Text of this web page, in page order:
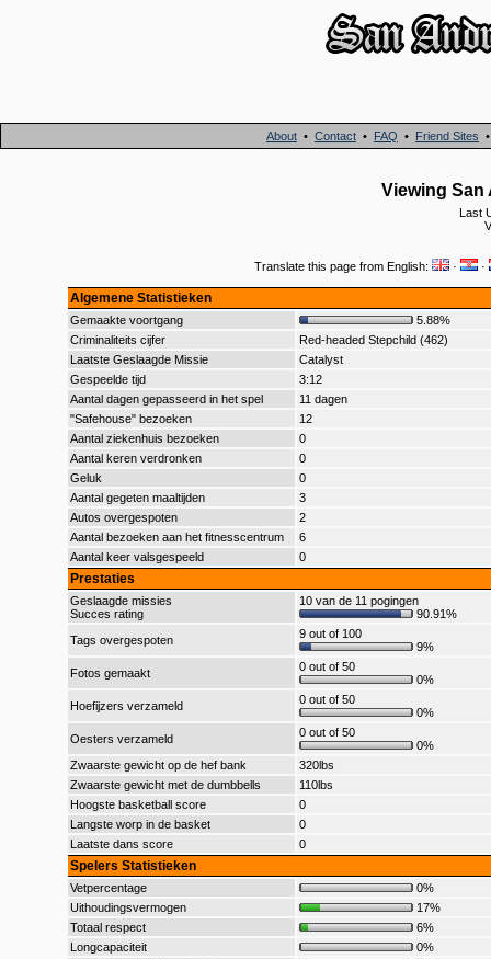
About • Contact • FAQ • Friend Sites
Viewing San
Last
Translate this page from English: · ·
Algemene Statistieken
Gemaakte voortgang
5.88%
Criminaliteits cijfer
Red-headed Stepchild (462)
Laatste Geslaagde Missie
Catalyst
Gespeelde tijd
3:12
Aantal dagen gepasseerd in het spel
11 dagen
"Safehouse" bezoeken
12
Aantal ziekenhuis bezoeken
0
Aantal keren verdronken
0
Geluk
0
Aantal gegeten maaltijden
3
Autos overgespoten
2
Aantal bezoeken aan het fitnesscentrum
6
Aantal keer valsgespeeld
0
Prestaties
Geslaagde missies
Succes rating
10 van de 11 pogingen
90.91%
Tags overgespoten
9 out of 100
9%
Fotos gemaakt
0 out of 50
0%
Hoefijzers verzameld
0 out of 50
0%
Oesters verzameld
0 out of 50
0%
Zwaarste gewicht op de hef bank
320lbs
Zwaarste gewicht met de dumbbells
110lbs
Hoogste basketball score
0
Langste worp in de basket
0
Laatste dans score
0
Spelers Statistieken
Vetpercentage
0%
Uithoudingsvermogen
17%
Totaal respect
6%
Longcapaciteit
0%